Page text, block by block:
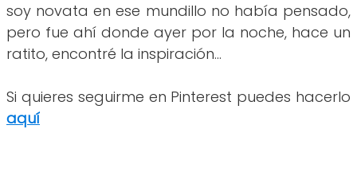
soy novata en ese mundillo no había pensado,
pero fue ahí donde ayer por la noche, hace un
ratito, encontré la inspiración...
Si quieres seguirme en Pinterest puedes hacerlo
aquí